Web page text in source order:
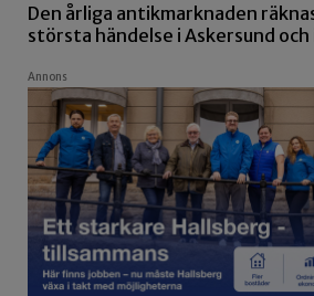
Den årliga antikmarknaden
största händelse i Askersund
Annons